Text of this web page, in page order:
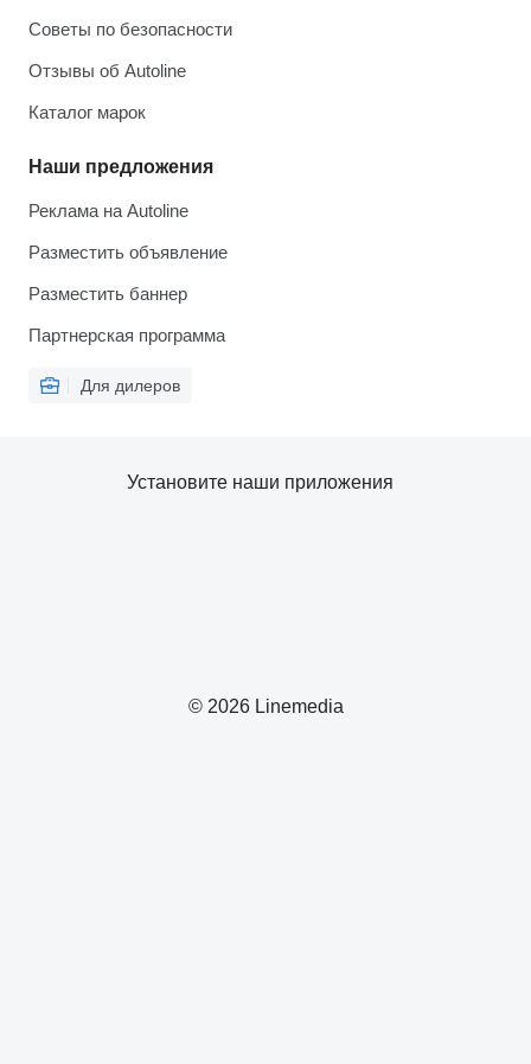
Советы по безопасности
Отзывы об Autoline
Каталог марок
Наши предложения
Реклама на Autoline
Разместить объявление
Разместить баннер
Партнерская программа
Для дилеров
© 2026 Linemedia
Установите наши приложения